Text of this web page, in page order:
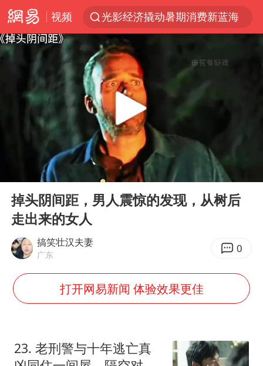
视频
光影经济撬动暑期消费新蓝海
陈思诚零点晒照为佟丽娅庆生
郑丽文：台湾从来没有“独立”过
情侣平潭拍日出坠崖1死1伤
全民健身事业高质量发展
台当局重金为“台独”织“皇帝新衣”
白海豚将正面袭击贯穿浙江
黄金牛市回来了吗
Play
00:00 03:46
掉头阴间距，男人震惊的发现，从树后
走出来的女人
搞笑壮汉夫妻
广东 0
打开网易新闻 体验效果更佳
23. 老刑警与十年逃亡真